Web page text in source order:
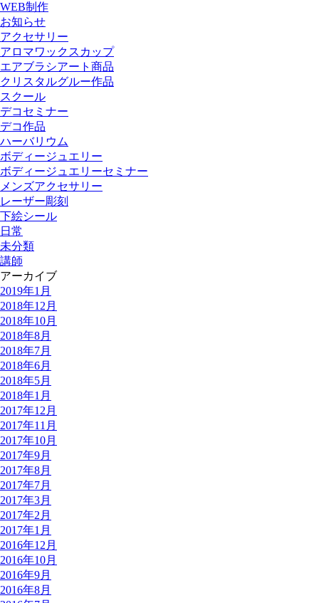
WEB制作
お知らせ
アクセサリー
アロマワックスカップ
エアブラシアート商品
クリスタルグルー作品
スクール
デコセミナー
デコ作品
ハーバリウム
ボディージュエリー
ボディージュエリーセミナー
メンズアクセサリー
レーザー彫刻
下絵シール
日常
未分類
講師
アーカイブ
2019年1月
2018年12月
2018年10月
2018年8月
2018年7月
2018年6月
2018年5月
2018年1月
2017年12月
2017年11月
2017年10月
2017年9月
2017年8月
2017年7月
2017年3月
2017年2月
2017年1月
2016年12月
2016年10月
2016年9月
2016年8月